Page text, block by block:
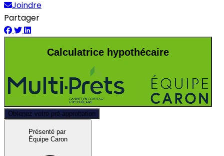
Joindre
Partager
Calculatrice hypothécaire
Obtenez votre pré-approbation
Présenté par
Équipe Caron